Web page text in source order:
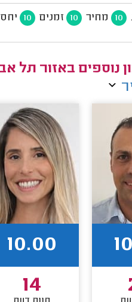
10 מחיר 10 זמנים 10 יחס
נוספים באזור תל
10.00
14